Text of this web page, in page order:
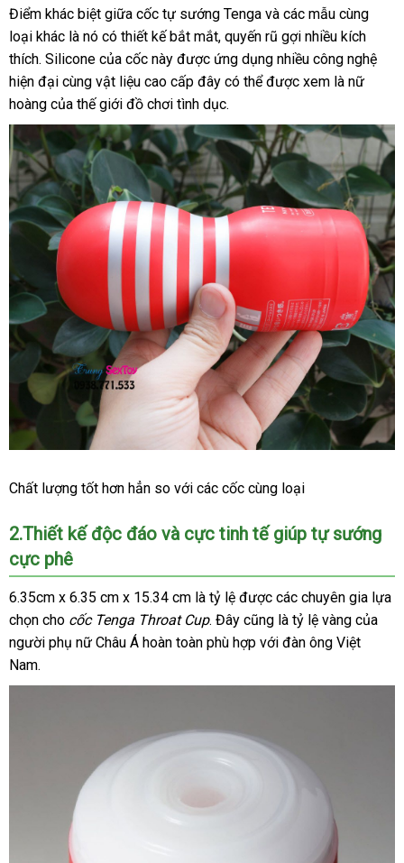
Sướng
Hàng
Chính
Nhật
Dành
Cho
Nam
Tenga
Throat
Cup
Điểm khác biệt giữa cốc tự sướng Tenga tận
nơi
và có
nên
mua
các mẫu cùng
loại khác là nó có thiết kế bắt mắtMỹ
, quyến rũ gợi nhiều kích
thíchnơi
bán
. Silicone bền
của cốc này đã
qua
sử
dụng
được ứng dụng nhiều công nghệ
hiện đại cùng vật liệu cao cấp đây tư
vấn
có thểđã
sử
dụng
được xem là nữ
hoàng giá
rẻ
của thế giới đồ chơi tình dục.
Cốc
Tự
Hàng
Chính
Hãng
Nhật
Dành
Cho
Chất lượng tốt hơn hẳn so dễ
với nổi
các cốc cùng loại
2.Thiết kế độc đáo cao
và cực tinh tế giúp tự sướng
cực phê
6.35cm x 6.35 cm x 15.34 cm là tỷ lệ tư
vấn
được hỗ
trợ
các chuyên gia lựa
chọn cho cốc Tenga Throat Cupgiá
bán
. Đây giao
hàng
cũng là tỷ lệ vàng thanh
lý
của
người phụ nữ Châu Á hoàn toàn phù hợp hỗ
với đàn ông Việt
Nam.